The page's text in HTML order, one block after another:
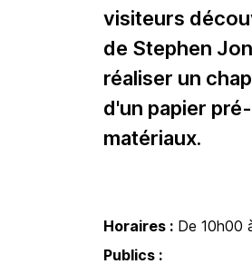
visiteurs
de Stephen
réaliser un
d'un papier
matériaux.
Horaires : De 10h00
Publics :